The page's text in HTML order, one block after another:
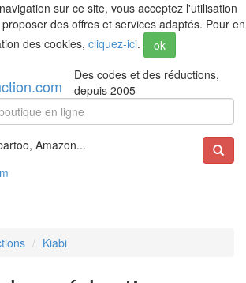
sur ce site, vous acceptez l'utilisation
des offres et services adaptés. Pour en
des cookies, cliquez-ici. ok
Des codes et des réductions,
depuis 2005
Amazon...
Kiabi